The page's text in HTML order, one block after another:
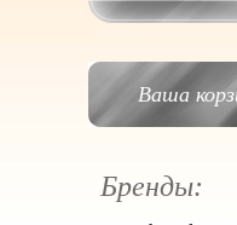
Ваша
Бренды: